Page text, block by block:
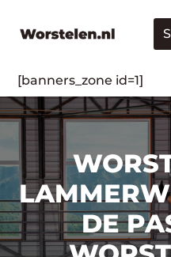
[banners_zone id=1]
DE